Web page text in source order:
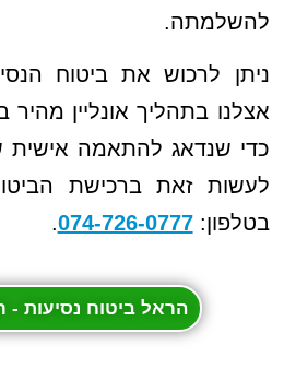
להשלמתה.
ניתן לרכוש את ביטוח
אצלנו בתהליך אונליין מהיר
כדי שנדאג להתאמה אישית
לעשות זאת ברכישת
בטלפון:074-726-0777
.
הראל ביטוח נסיעות -